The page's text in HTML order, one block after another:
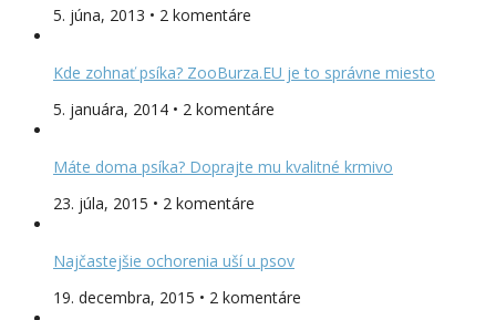
5. júna, 2013 • 2 komentáre
Kde zohnať psíka? ZooBurza.EU je to správne miesto
5. januára, 2014 • 2 komentáre
Máte doma psíka? Doprajte mu kvalitné krmivo
23. júla, 2015 • 2 komentáre
Najčastejšie ochorenia uší u psov
19. decembra, 2015 • 2 komentáre